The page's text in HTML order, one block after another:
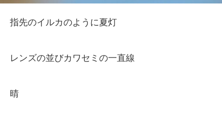
指先のイルカのように夏灯
レンズの並びカワセミの一直線
晴